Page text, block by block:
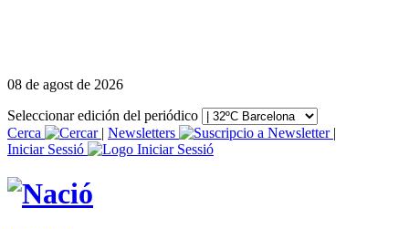
08 de agost de 2026
Seleccionar edición del periódico
Cerca
| Newsletters
|
Iniciar Sessió